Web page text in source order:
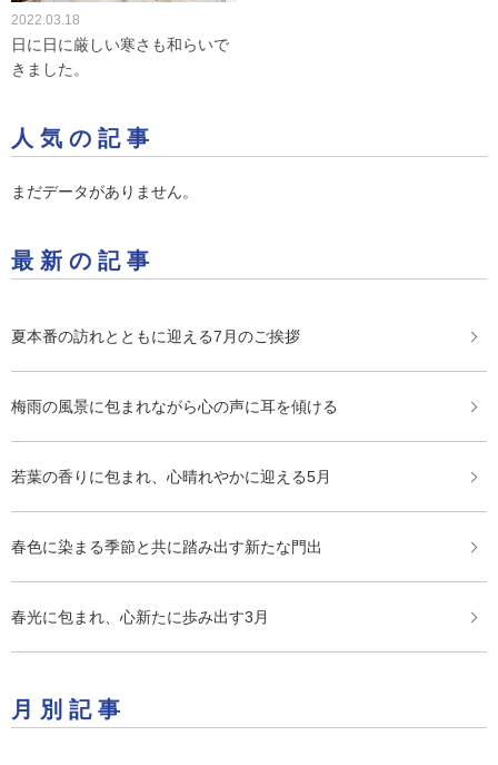
2022.03.18
日に日に厳しい寒さも和らいで
きました。
人気の記事
まだデータがありません。
最新の記事
夏本番の訪れとともに迎える7月のご挨拶
梅雨の風景に包まれながら心の声に耳を傾ける
若葉の香りに包まれ、心晴れやかに迎える5月
春色に染まる季節と共に踏み出す新たな門出
春光に包まれ、心新たに歩み出す3月
月別記事